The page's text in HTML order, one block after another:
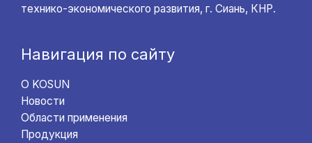
технико-экономического развития, г. Сиань, КНР.
Навигация по сайту
О KOSUN
Новости
Области применения
Продукция